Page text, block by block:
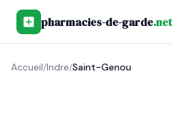
pharmacies-de-garde.net
Accueil/Indre/Saint-Genou